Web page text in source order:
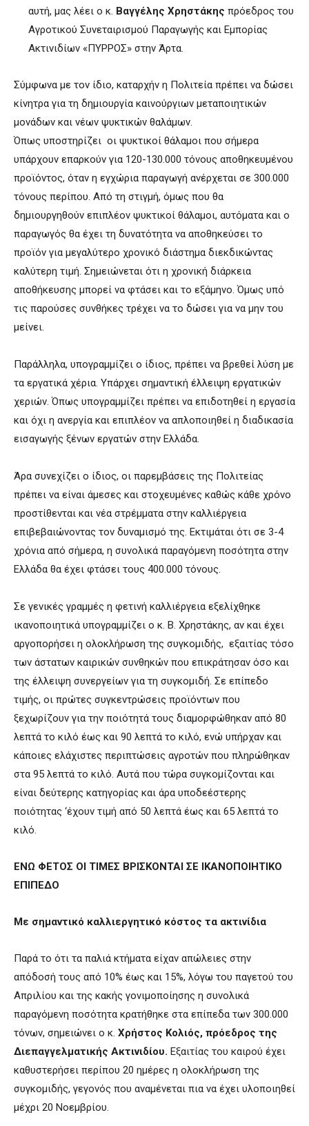
αυτή, μας λέει ο κ. Βαγγέλης Χρηστάκης πρόεδρος του
Αγροτικού Συνεταιρισμού Παραγωγής και Εμπορίας
Ακτινιδίων «ΠΥΡΡΟΣ» στην Άρτα.
Σύμφωνα με τον ίδιο, καταρχήν η Πολιτεία πρέπει να δώσει
κίνητρα για τη δημιουργία καινούργιων μεταποιητικών
μονάδων και νέων ψυκτικών θαλάμων.
Όπως υποστηρίζει οι ψυκτικοί θάλαμοι που σήμερα
υπάρχουν επαρκούν για 120-130.000 τόνους αποθηκευμένου
προϊόντος, όταν η εγχώρια παραγωγή ανέρχεται σε 300.000
τόνους περίπου. Από τη στιγμή, όμως που θα
δημιουργηθούν επιπλέον ψυκτικοί θάλαμοι, αυτόματα και ο
παραγωγός θα έχει τη δυνατότητα να αποθηκεύσει το
προϊόν για μεγαλύτερο χρονικό διάστημα διεκδικώντας
καλύτερη τιμή. Σημειώνεται ότι η χρονική διάρκεια
αποθήκευσης μπορεί να φτάσει και το εξάμηνο. Όμως υπό
τις παρούσες συνθήκες τρέχει να το δώσει για να μην του
μείνει.
Παράλληλα, υπογραμμίζει ο ίδιος, πρέπει να βρεθεί λύση με
τα εργατικά χέρια. Υπάρχει σημαντική έλλειψη εργατικών
χεριών. Όπως υπογραμμίζει πρέπει να επιδοτηθεί η εργασία
και όχι η ανεργία και επιπλέον να απλοποιηθεί η διαδικασία
εισαγωγής ξένων εργατών στην Ελλάδα.
Άρα συνεχίζει ο ίδιος, οι παρεμβάσεις της Πολιτείας
πρέπει να είναι άμεσες και στοχευμένες καθώς κάθε χρόνο
προστίθενται και νέα στρέμματα στην καλλιέργεια
επιβεβαιώνοντας τον δυναμισμό της. Εκτιμάται ότι σε 3-4
χρόνια από σήμερα, η συνολικά παραγόμενη ποσότητα στην
Ελλάδα θα έχει φτάσει τους 400.000 τόνους.
Σε γενικές γραμμές η φετινή καλλιέργεια εξελίχθηκε
ικανοποιητικά υπογραμμίζει ο κ. Β. Χρηστάκης, αν και έχει
αργοπορήσει η ολοκλήρωση της συγκομιδής, εξαιτίας τόσο
των άστατων καιρικών συνθηκών που επικράτησαν όσο και
της έλλειψη συνεργείων για τη συγκομιδή. Σε επίπεδο
τιμής, οι πρώτες συγκεντρώσεις προϊόντων που
ξεχωρίζουν για την ποιότητά τους διαμορφώθηκαν από 80
λεπτά το κιλό έως και 90 λεπτά το κιλό, ενώ υπήρχαν και
κάποιες ελάχιστες περιπτώσεις αγροτών που πληρώθηκαν
στα 95 λεπτά το κιλό. Αυτά που τώρα συγκομίζονται και
είναι δεύτερης κατηγορίας και άρα υποδεέστερης
ποιότητας ‘έχουν τιμή από 50 λεπτά έως και 65 λεπτά το
κιλό.
ΕΝΩ ΦΕΤΟΣ ΟΙ ΤΙΜΕΣ ΒΡΙΣΚΟΝΤΑΙ ΣΕ ΙΚΑΝΟΠΟΙΗΤΙΚΟ
ΕΠΙΠΕΔΟ
Με σημαντικό καλλιεργητικό κόστος τα ακτινίδια
Παρά το ότι τα παλιά κτήματα είχαν απώλειες στην
απόδοσή τους από 10% έως και 15%, λόγω του παγετού του
Απριλίου και της κακής γονιμοποίησης η συνολικά
παραγόμενη ποσότητα κρατήθηκε στα επίπεδα των 300.000
τόνων, σημειώνει ο κ. Χρήστος Κολιός, πρόεδρος της
Διεπαγγελματικής Ακτινιδίου. Εξαιτίας του καιρού έχει
καθυστερήσει περίπου 20 ημέρες η ολοκλήρωση της
συγκομιδής, γεγονός που αναμένεται πια να έχει υλοποιηθεί
μέχρι 20 Νοεμβρίου.